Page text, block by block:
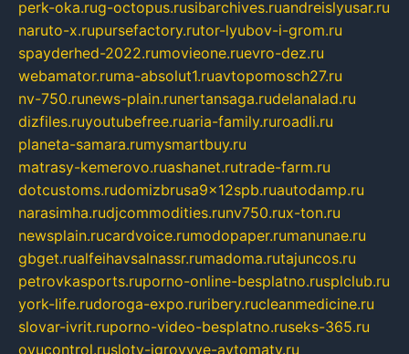
perk-oka.rug-octopus.rusibarchives.ruandreislyusar.ru
naruto-x.rupursefactory.rutor-lyubov-i-grom.ru
spayderhed-2022.rumovieone.ruevro-dez.ru
webamator.ruma-absolut1.ruavtopomosch27.ru
nv-750.runews-plain.runertansaga.rudelanalad.ru
dizfiles.ruyoutubefree.ruaria-family.ruroadli.ru
planeta-samara.rumysmartbuy.ru
matrasy-kemerovo.ruashanet.rutrade-farm.ru
dotcustoms.rudomizbrusa9x12spb.ruautodamp.ru
narasimha.rudjcommodities.runv750.rux-ton.ru
newsplain.rucardvoice.rumodopaper.rumanunae.ru
gbget.rualfeihavsalnassr.rumadoma.rutajuncos.ru
petrovkasports.ruporno-online-besplatno.rusplclub.ru
york-life.rudoroga-expo.ruribery.rucleanmedicine.ru
slovar-ivrit.ruporno-video-besplatno.ruseks-365.ru
ovucontrol.rusloty-igrovyye-avtomaty.ru